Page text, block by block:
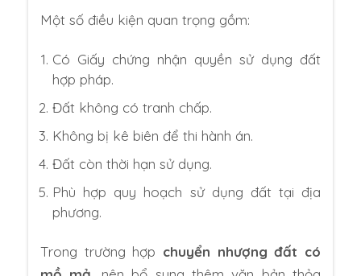
Một số điều kiện quan trọng gồm:
Có Giấy chứng nhận quyền sử dụng đất
hợp pháp.
Đất không có tranh chấp.
Không bị kê biên để thi hành án.
Đất còn thời hạn sử dụng.
Phù hợp quy hoạch sử dụng đất tại địa
phương.
Trong trường hợp chuyển nhượng đất có